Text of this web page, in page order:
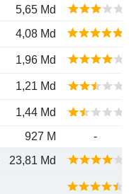
5,65 Md
4,08 Md
1,96 Md
1,21 Md
1,44 Md
927 M
-
23,81 Md